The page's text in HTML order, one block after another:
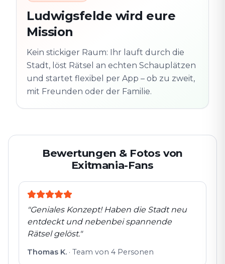
Nächster
Schauplatz
280
m
entdeckt
flexibel
Ludwigsfelde wird eure
Mission
Kein stickiger Raum: Ihr lauft durch die
Stadt, löst Rätsel an echten Schauplätzen
und startet flexibel per App – ob zu zweit,
mit Freunden oder der Familie.
Bewertungen & Fotos von
Exitmania-Fans
"Geniales Konzept! Haben die Stadt neu
entdeckt und nebenbei spannende
Rätsel gelöst."
Thomas K. · Team von 4 Personen